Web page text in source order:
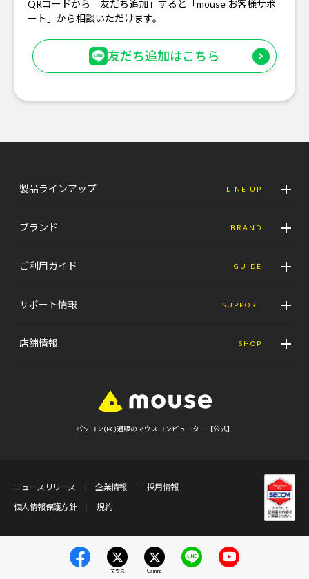
QRコードから「友だち追加」すると「mouse お客様サポ
ート」から相談いただけます。
友だち追加はこちら
製品ラインアップ LINE UP
ブランド BRAND
ご利用ガイド GUIDE
サポート情報 SUPPORT
店舗情報 SHOP
パソコン(PC)通販のマウスコンピューター【公式】
ニュースリリース 企業情報
採用情報
個人情報保護方針
規約
マウス Gaming